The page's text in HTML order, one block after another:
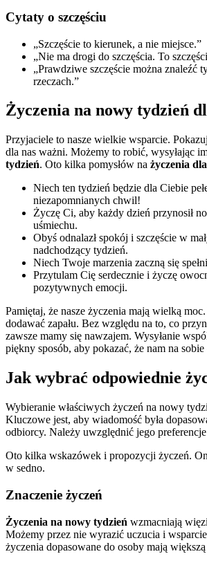
Cytaty o szczęściu
„Szczęście to kierunek, a nie miejsce.”
„Nie ma drogi do szczęścia. To
„Prawdziwe szczęście można znaleźć
rzeczach.”
Życzenia na nowy tydzień
Przyjaciele to nasze wielkie wsparcie.
dla nas ważni. Możemy to robić, wysyłając
tydzień. Oto kilka pomysłów na życzenia
Niech ten tydzień będzie dla Ciebie
niezapomnianych chwil!
Życzę Ci, aby każdy dzień przynosił
uśmiechu.
Obyś odnalazł spokój i szczęście w
nadchodzący tydzień.
Niech Twoje marzenia zaczną się
Przytulam Cię serdecznie i życzę
pozytywnych emocji.
Pamiętaj, że nasze życzenia mają wielką
dodawać zapału. Bez względu na to, co
zawsze mamy się nawzajem. Wysyłanie
piękny sposób, aby pokazać, że nam na sobie
Jak wybrać odpowiednie
Wybieranie właściwych życzeń na nowy
Kluczowe jest, aby wiadomość była
odbiorcy. Należy uwzględnić jego
Oto kilka wskazówek i propozycji życzeń.
w sedno.
Znaczenie życzeń
Życzenia na nowy tydzień wzmacniają
Możemy przez nie wyrazić uczucia i
życzenia dopasowane do osoby mają